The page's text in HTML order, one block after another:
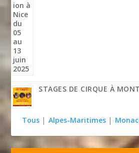
STAGES DE CIRQUE À
Tous | Alpes-Maritimes |